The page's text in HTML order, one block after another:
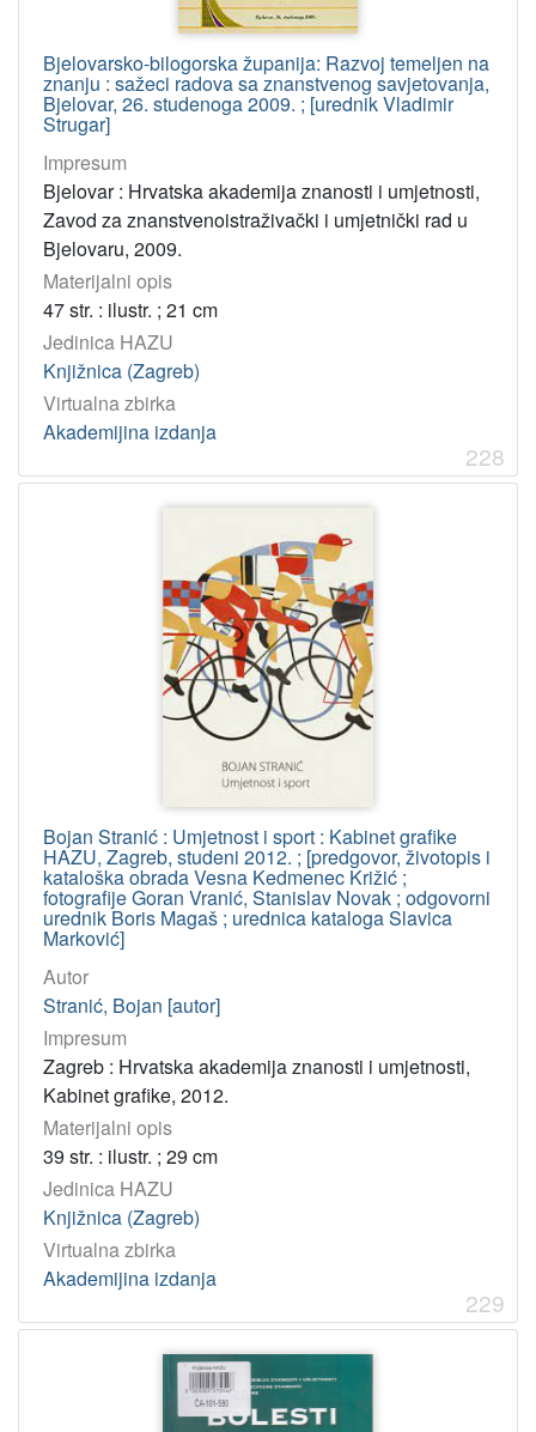
Bjelovarsko-bilogorska županija: Razvoj temeljen na
znanju : sažeci radova sa znanstvenog savjetovanja,
Bjelovar, 26. studenoga 2009. ; [urednik Vladimir
Strugar]
Impresum
Bjelovar : Hrvatska akademija znanosti i umjetnosti,
Zavod za znanstvenoistraživački i umjetnički rad u
Bjelovaru, 2009.
Materijalni opis
47 str. : ilustr. ; 21 cm
Jedinica HAZU
Knjižnica (Zagreb)
Virtualna zbirka
Akademijina izdanja
228
Bojan Stranić : Umjetnost i sport : Kabinet grafike
HAZU, Zagreb, studeni 2012. ; [predgovor, životopis i
kataloška obrada Vesna Kedmenec Križić ;
fotografije Goran Vranić, Stanislav Novak ; odgovorni
urednik Boris Magaš ; urednica kataloga Slavica
Marković]
Autor
Stranić, Bojan [autor]
Impresum
Zagreb : Hrvatska akademija znanosti i umjetnosti,
Kabinet grafike, 2012.
Materijalni opis
39 str. : ilustr. ; 29 cm
Jedinica HAZU
Knjižnica (Zagreb)
Virtualna zbirka
Akademijina izdanja
229